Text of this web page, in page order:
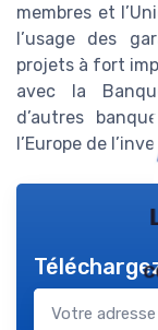
membres et
l’usage des
projets à fort
avec la
d’autres
l’Europe de